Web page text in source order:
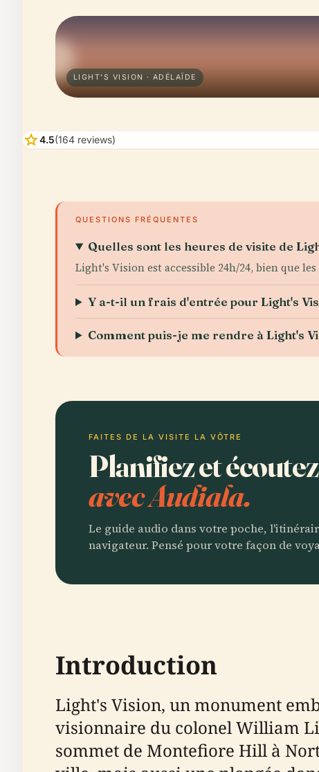
LIGHT'S VISION · ADÉLAÏDE
star4.5(164 reviews)
QUESTIONS FRÉQUENTES
Quelles sont les heures de visite de
Light's Vision est accessible 24h/24, bien que
Y a-t-il un frais d'entrée pour Light's
Comment puis-je me rendre à Light's
FAITES DE LA VISITE LA VÔTRE
Planifiez et
avec Audiala.
Le guide audio dans votre poche,
navigateur. Pensé pour votre façon de
Introduction
Light's Vision, un monument
visionnaire du colonel William
sommet de Montefiore Hill à